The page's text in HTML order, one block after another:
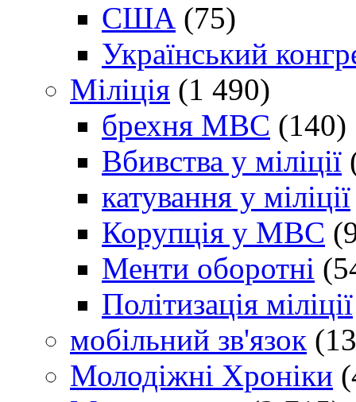
США (75)
Український
Міліція (1 490)
брехня МВС (140)
Вбивства у міліції
катування у міліції
Корупція у МВС
Менти оборотні
Політизація міліції
мобільний зв'язок
Молодіжні Хроніки